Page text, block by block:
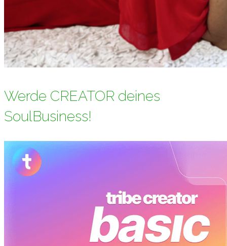
Werde CREATOR deines
SoulBusiness!